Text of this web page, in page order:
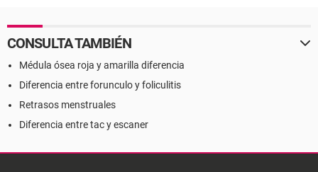
CONSULTA TAMBIÉN
Médula ósea roja y amarilla diferencia
Diferencia entre forunculo y foliculitis
Retrasos menstruales
Diferencia entre tac y escaner